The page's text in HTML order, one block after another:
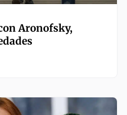
Aronofsky,